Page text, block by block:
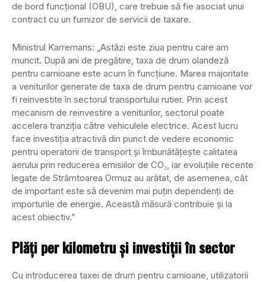
de bord funcțional (OBU), care trebuie să fie asociat unui
contract cu un furnizor de servicii de taxare.
Ministrul Karremans: „Astăzi este ziua pentru care am
muncit. După ani de pregătire, taxa de drum olandeză
pentru camioane este acum în funcțiune. Marea majoritate
a veniturilor generate de taxa de drum pentru camioane vor
fi reinvestite în sectorul transportului rutier. Prin acest
mecanism de reinvestire a veniturilor, sectorul poate
accelera tranziția către vehiculele electrice. Acest lucru
face investiția atractivă din punct de vedere economic
pentru operatorii de transport și îmbunătățește calitatea
aerului prin reducerea emisiilor de CO₂, iar evoluțiile recente
legate de Strâmtoarea Ormuz au arătat, de asemenea, cât
de important este să devenim mai puțin dependenți de
importurile de energie. Această măsură contribuie și la
acest obiectiv.”
Plăți per kilometru și investiții în sector
Cu introducerea taxei de drum pentru camioane, utilizatorii